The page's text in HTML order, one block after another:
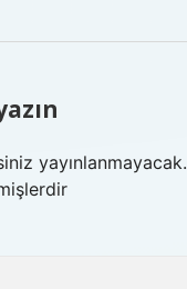
yayınlanmayacak.